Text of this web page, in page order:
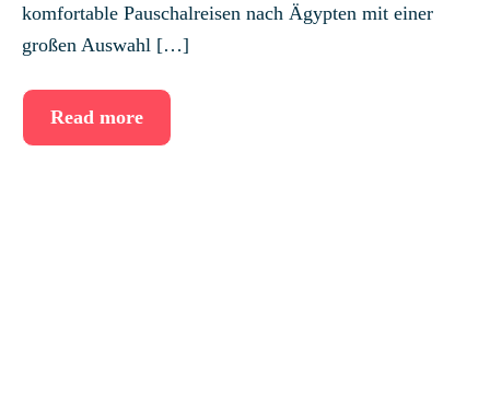
komfortable Pauschalreisen nach Ägypten mit einer
großen Auswahl […]
Read more